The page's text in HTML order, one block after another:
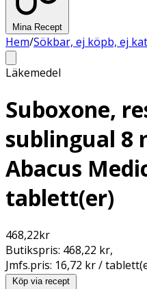
Mina Recept
Hem/Sökbar, ej köpb, ej kat
Läkemedel
Suboxone,
sublingual 8
Abacus
tablett(er)
468,22kr
Butikspris: 468,22 kr,
Jmfs.pris: 16,72 kr /
Köp via recept